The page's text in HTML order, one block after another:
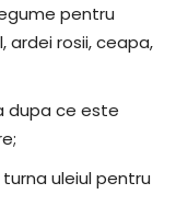
pentru
ardei rosii, ceapa,
dupa ce este
uleiul pentru